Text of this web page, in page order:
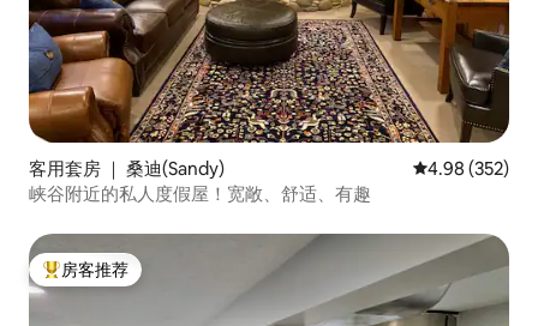
客用套房 ｜ 桑迪(Sandy) 平均评分 4.98
4.98 (352)
峡谷附近的私人度假屋！宽敞、舒适、有趣
热门「房客推荐」
房客推荐